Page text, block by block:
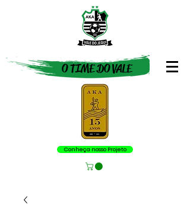
O TIME DO VALE
Conheça nosso Projeto